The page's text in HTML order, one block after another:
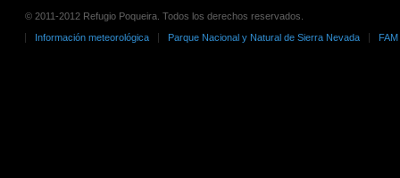
© 2011-2012 Refugio Poqueira. Todos los derechos reservados.
Información meteorológica
Parque Nacional y Natural de Sierra Nevada FAM